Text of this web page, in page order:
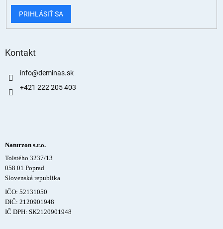
PRIHLÁSIŤ SA
Kontakt
info@deminas.sk
+421 222 205 403
Naturzon s.r.o.
Tolstého 3237/13
058 01 Poprad
Slovenská republika
IČO: 52131050
DIČ: 2120901948
IČ DPH: SK2120901948